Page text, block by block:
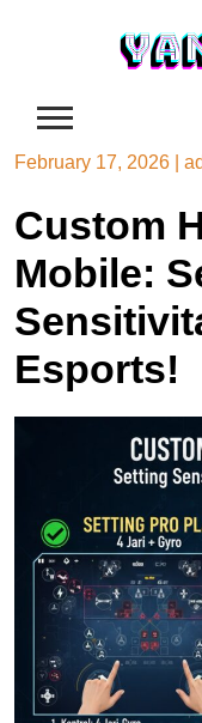
February 17, 2026
Custom
Mobile:
Esports!